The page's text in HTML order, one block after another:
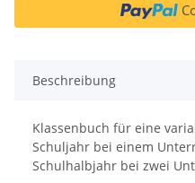
Beschreibung
Klassenbuch für eine
Schuljahr bei einem
Schulhalbjahr bei zwei